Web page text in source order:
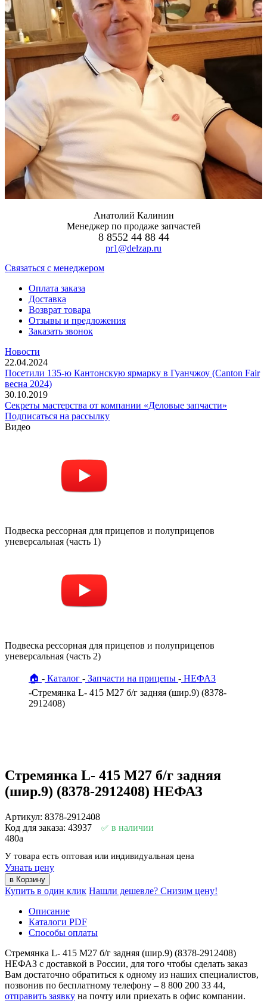
Анатолий Калинин
Менеджер по продаже запчастей
8 8552 44 88 44
pr1@delzap.ru
Cвязаться с менеджером
Оплата заказа
Доставка
Возврат товара
Отзывы и предложения
Заказать звонок
Новости
22.04.2024
Посетили 135-ю Кантонскую ярмарку в Гуанчжоу (Canton Fair
весна 2024)
30.10.2019
Секреты мастерства от компании «Деловые запчасти»
Подписаться на рассылку
Видео
Подвеска рессорная для прицепов и полуприцепов
уневерсальная (часть 1)
Подвеска рессорная для прицепов и полуприцепов
уневерсальная (часть 2)
🏠 Каталог Запчасти на прицепы
НЕФАЗ
Стремянка L- 415 М27 б/г задняя (шир.9) (8378-
2912408)
Стремянка L- 415 М27 б/г задняя
(шир.9) (8378-2912408) НЕФАЗ
Артикул: 8378-2912408
Код для заказа: 43937
в наличии
480a
У товара есть оптовая или индивидуальная цена
Узнать цену
Купить в один клик Нашли дешевле? Снизим цену!
Описание
Каталоги PDF
Способы оплаты
Стремянка L- 415 М27 б/г задняя (шир.9) (8378-2912408)
НЕФАЗ с доставкой в России, для того чтобы сделать заказ
Вам достаточно обратиться к одному из наших специалистов,
позвонив по бесплатному телефону – 8 800 200 33 44,
отправить заявку на почту или приехать в офис компании.